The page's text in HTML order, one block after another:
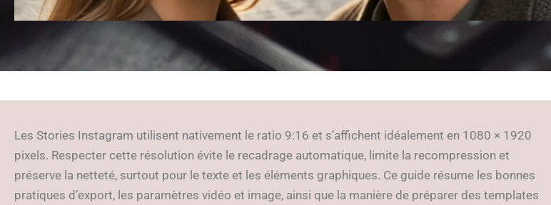
Les Stories Instagram utilisent nativement le ratio 9:16 et s’affichent idéalement en 1080 × 1920
pixels. Respecter cette résolution évite le recadrage automatique, limite la recompression et
préserve la netteté, surtout pour le texte et les éléments graphiques. Ce guide résume les bonnes
pratiques d’export, les paramètres vidéo et image, ainsi que la manière de préparer des templates